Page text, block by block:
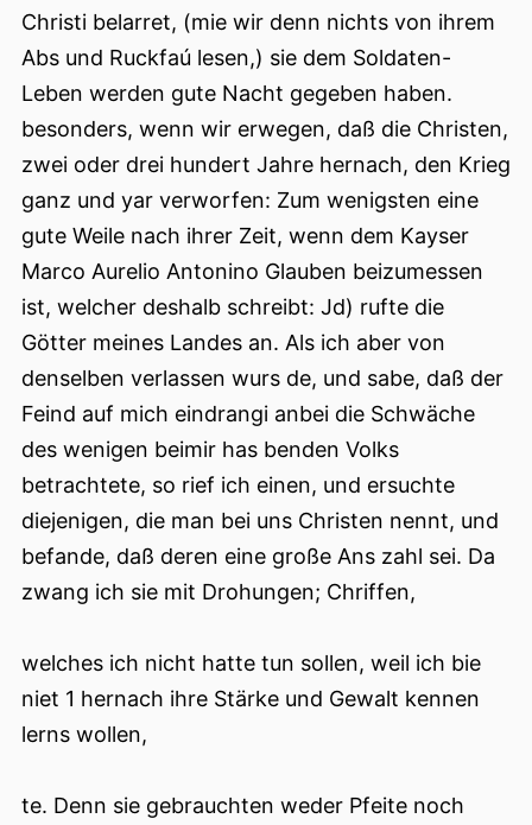
Christi belarret, (mie wir denn nichts von ihrem
Abs und Ruckfaú lesen,) sie dem Soldaten-
Leben werden gute Nacht gegeben haben.
besonders, wenn wir erwegen, daß die Christen,
zwei oder drei hundert Jahre hernach, den Krieg
ganz und yar verworfen: Zum wenigsten eine
gute Weile nach ihrer Zeit, wenn dem Kayser
Marco Aurelio Antonino Glauben beizumessen
ist, welcher deshalb schreibt: Jd) rufte die
Götter meines Landes an. Als ich aber von
denselben verlassen wurs de, und sabe, daß der
Feind auf mich eindrangi anbei die Schwäche
des wenigen beimir has benden Volks
betrachtete, so rief ich einen, und ersuchte
diejenigen, die man bei uns Christen nennt, und
befande, daß deren eine große Ans zahl sei. Da
zwang ich sie mit Drohungen; Chriffen,
welches ich nicht hatte tun sollen, weil ich bie
niet 1 hernach ihre Stärke und Gewalt kennen
lerns wollen,
te. Denn sie gebrauchten weder Pfeite noch